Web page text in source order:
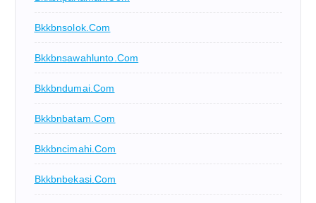
Bkkbnsolok.com
Bkkbnsawahlunto.com
Bkkbndumai.com
Bkkbnbatam.com
Bkkbncimahi.com
Bkkbnbekasi.com